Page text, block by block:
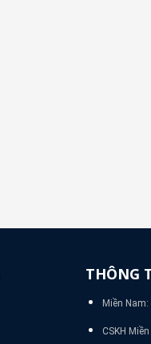
THÔNG
Miền Nam:
CSKH